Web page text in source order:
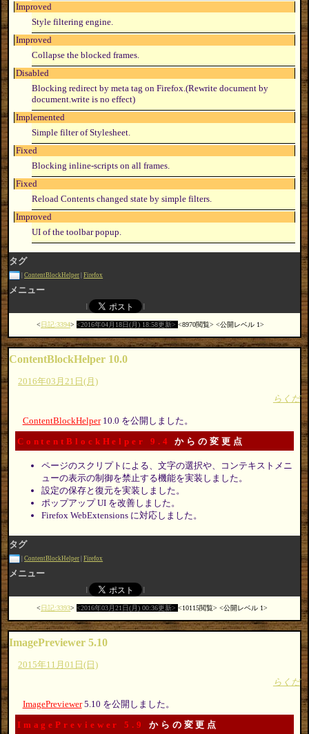
Improved
Style filtering engine.
Improved
Collapse the blocked frames.
Disabled
Blocking redirect by meta tag on Firefox.(Rewrite document by
document.write is no effect)
Implemented
Simple filter of Stylesheet.
Fixed
Blocking inline-scripts on all frames.
Fixed
Reload Contents changed state by simple filters.
Improved
UI of the toolbar popup.
タグ
ContentBlockHelper Firefox
メニュー
日記:3394 2016年04月18日(月) 18:58更新 8970閲覧 公開レベル 1
ContentBlockHelper 10.0
2016年03月21日(月)
らくだ
ContentBlockHelper10.0 を公開しました。
ContentBlockHelper 9.4 からの変更点
ページのスクリプトによる、文字の選択や、コンテキストメニ
ューの表示の制御を禁止する機能を実装しました。
設定の保存と復元を実装しました。
ポップアップ UI を改善しました。
Firefox WebExtensions に対応しました。
タグ
ContentBlockHelper Firefox
メニュー
日記:3393 2016年03月21日(月) 00:36更新 10115閲覧 公開レベル 1
ImagePreviewer 5.10
2015年11月01日(日)
らくだ
ImagePreviewer5.10 を公開しました。
ImagePreviewer 5.9 からの変更点